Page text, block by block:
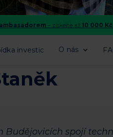
– získejte až 10 000 Kč
investic O nás
Budějovicích spojí